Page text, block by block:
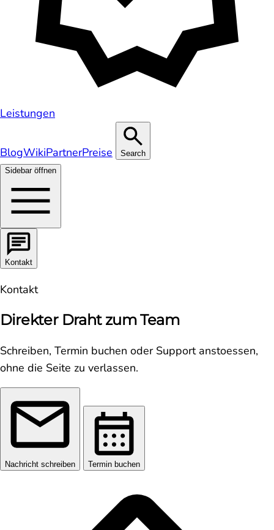
Leistungen
BlogWikiPartnerPreise
Search
Sidebar öffnen
Kontakt
Kontakt
Direkter Draht zum Team
Schreiben, Termin buchen oder Support anstoessen,
ohne die Seite zu verlassen.
Nachricht schreiben Termin buchen